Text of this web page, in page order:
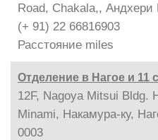
Road, Chakala,,
(+ 91) 22 66816903
Расстояние miles
Отделение в Нагое и 11
12F, Nagoya Mitsui Bldg.
Minami, Накамура-ку,
0003